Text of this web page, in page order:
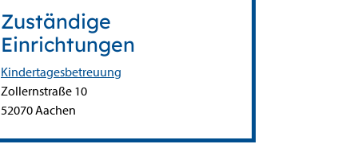
Zuständige
Einrichtungen
Kindertagesbetreuung
Straße:
Zollernstraße Hausnummer:
10
PLZ:
52070Ort:
Aachen